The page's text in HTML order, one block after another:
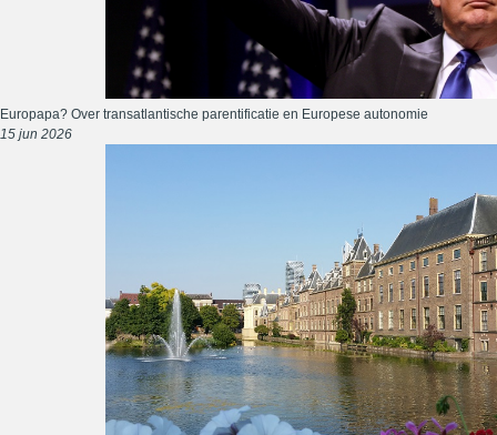
Europapa? Over transatlantische parentificatie en Europese autonomie
15 jun 2026